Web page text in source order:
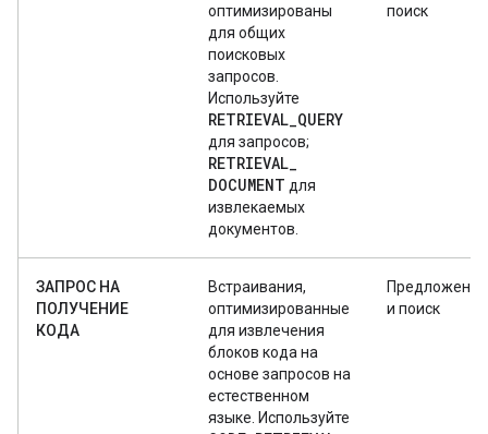
оптимизированы
для общих
поисковых
запросов.
Используйте
RETRIEVAL_QUERY
для запросов;
RETRIEVAL_
DOCUMENT для
извлекаемых
документов.
поиск
ЗАПРОС НА
ПОЛУЧЕНИЕ
КОДА
Встраивания,
оптимизированные
для извлечения
блоков кода на
основе запросов на
естественном
языке. Используйте
и поиск